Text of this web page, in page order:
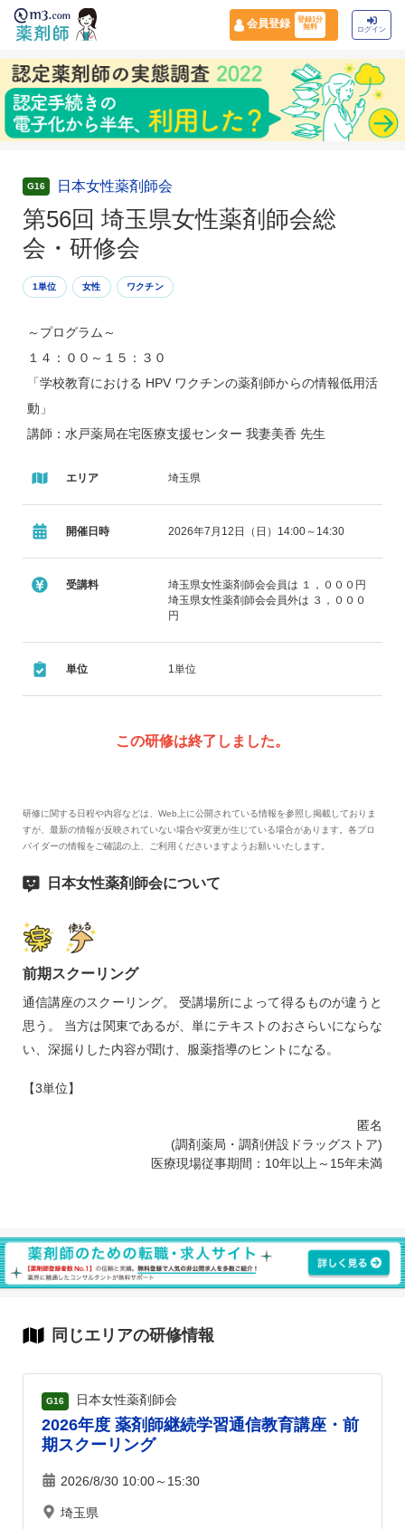
会員登録
登録1分
無料
ログイン
G16 日本女性薬剤師会
第56回 埼玉県女性薬剤師会総
会・研修会
1単位 女性 ワクチン
～プログラム～
１４：００～１５：３０
「学校教育における HPV ワクチンの薬剤師からの情報低用活
動」
講師：水戸薬局在宅医療支援センター 我妻美香 先生
「HPV ワクチンの定期接種の現状・課題」
講師：愛和レディスクリニック 院長 上里 忠英 先生
エリア 埼玉県
開催日時 2026年7月12日（日）14:00～14:30
受講料
埼玉県女性薬剤師会会員は １，０００円
埼玉県女性薬剤師会会員外は ３，０００
円
単位 1単位
この研修は終了しました。
研修に関する日程や内容などは、Web上に公開されている情報を参照し掲載しておりま
すが、最新の情報が反映されていない場合や変更が生じている場合があります。各プロ
バイダーの情報をご確認の上、ご利用くださいますようお願いいたします。
日本女性薬剤師会について
前期スクーリング
通信講座のスクーリング。 受講場所によって得るものが違うと
思う。 当方は関東であるが、単にテキストのおさらいにならな
い、深掘りした内容が聞け、服薬指導のヒントになる。
【3単位】
匿名
(調剤薬局・調剤併設ドラッグストア)
医療現場従事期間：10年以上～15年未満
同じエリアの研修情報
G16 日本女性薬剤師会
2026年度 薬剤師継続学習通信教育講座・前
期スクーリング
2026/8/30 10:00～15:30
埼玉県